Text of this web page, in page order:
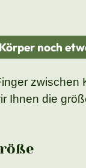
noch
zwischen
Ihnen die